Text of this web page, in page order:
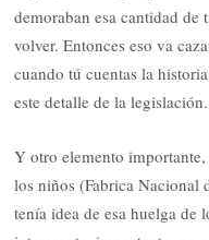
demoraban esa cantidad
volver. Entonces eso va
cuando tú cuentas la
este detalle de la legislación.
Y otro elemento
los niños (Fabrica Nacional
tenía idea de esa huelga de